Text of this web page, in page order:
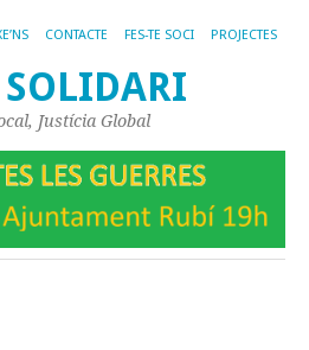
CONTACTE FES-TE SOCI PROJECTES
Justícia Global